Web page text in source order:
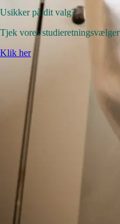
Usikker på dit valg?
Tjek vores studieretningsvælger
Klik her